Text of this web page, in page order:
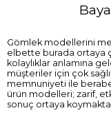
Gömlek modellerini
elbette burada ortaya
kolaylıklar anlamına
müşteriler için çok
memnuniyeti ile
ürün modelleri; zarif,
sonuç ortaya